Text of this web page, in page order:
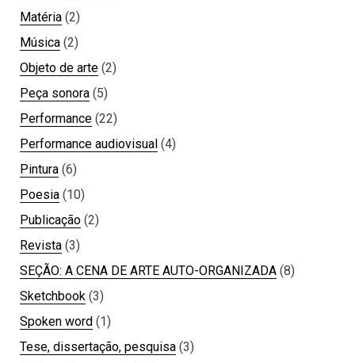
Matéria (2)
Música (2)
Objeto de arte (2)
Peça sonora (5)
Performance (22)
Performance audiovisual (4)
Pintura (6)
Poesia (10)
Publicação (2)
Revista (3)
SEÇÃO: A CENA DE ARTE AUTO-ORGANIZADA (8)
Sketchbook (3)
Spoken word (1)
Tese, dissertação, pesquisa (3)